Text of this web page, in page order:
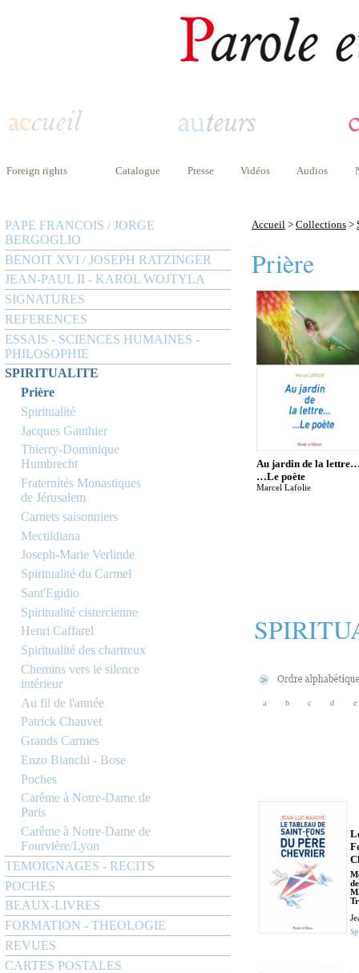
Foreign rights Catalogue Presse Vidéos Audios
PAPE FRANCOIS / JORGE
BERGOGLIO
BENOIT XVI / JOSEPH RATZINGER
JEAN-PAUL II - KAROL WOJTYLA
SIGNATURES
REFERENCES
ESSAIS - SCIENCES HUMAINES -
PHILOSOPHIE
SPIRITUALITE
Prière
Spiritualité
Jacques Gauthier
Thierry-Dominique
Humbrecht
Fraternités Monastiques
de Jérusalem
Carnets saisonniers
Mectildiana
Joseph-Marie Verlinde
Spiritualité du Carmel
Sant'Egidio
Spiritualité cistercienne
Henri Caffarel
Spiritualité des chartreux
Chemins vers le silence
intérieur
Au fil de l'année
Patrick Chauvet
Grands Carmes
Enzo Bianchi - Bose
Poches
Carême à Notre-Dame de
Paris
Carême à Notre-Dame de
Fourvière/Lyon
TEMOIGNAGES - RECITS
POCHES
BEAUX-LIVRES
FORMATION - THEOLOGIE
REVUES
CARTES POSTALES
Accueil > Collections >
Prière
Au jardin de la
…Le poète
Marcel Lafolie
a b c d e